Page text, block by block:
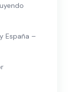
España –